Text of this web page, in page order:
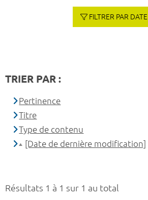
Résultats 1 à 1 sur 1 au total
FILTRER PAR DATE
TRIER PAR :
Pertinence
Titre
Type de contenu
[Date de dernière modification]